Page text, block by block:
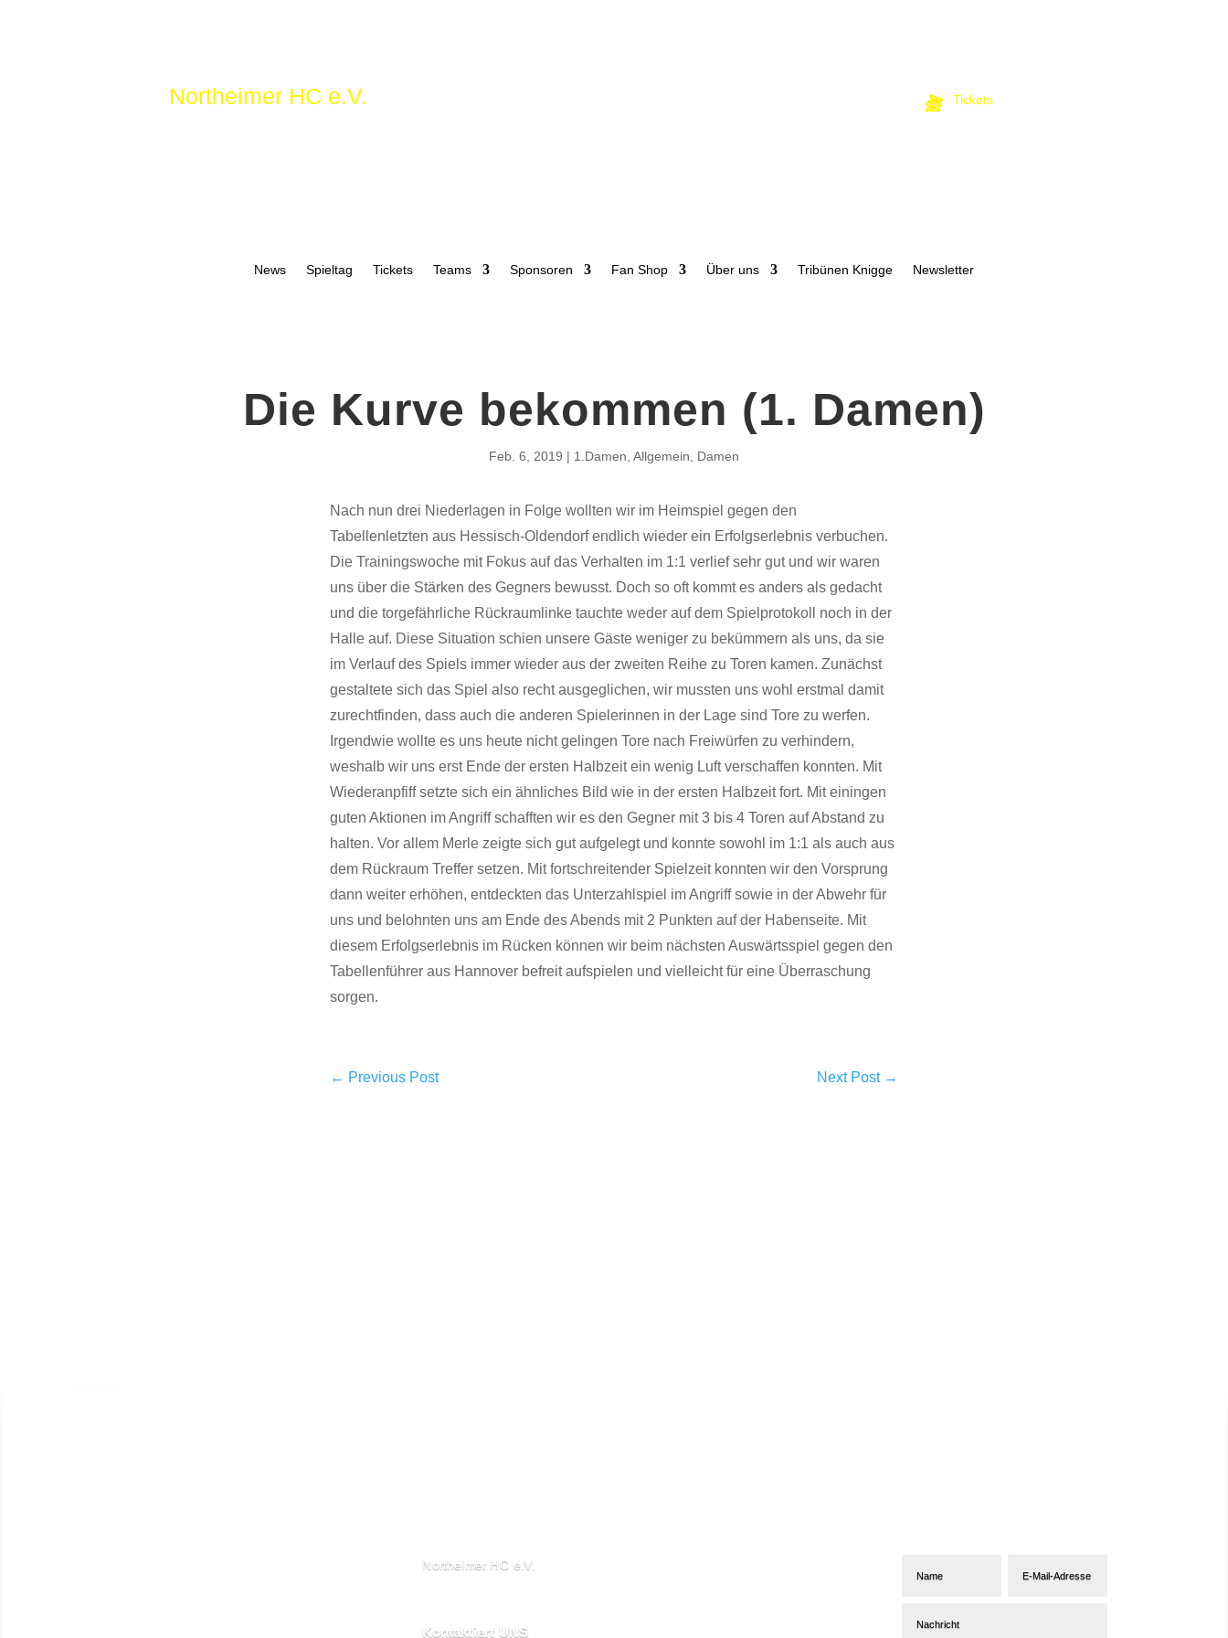
Northeimer HC e.V. Tickets
News Spieltag Tickets Teams Sponsoren Fan Shop Über uns Tribünen Knigge Newsletter
Die Kurve bekommen (1. Damen)
Feb. 6, 2019 1.Damen Allgemein Damen
Nach nun drei Niederlagen in Folge wollten wir im Heimspiel gegen den
Tabellenletzten aus Hessisch-Oldendorf endlich wieder ein Erfolgserlebnis verbuchen.
Die Trainingswoche mit Fokus auf das Verhalten im 1:1 verlief sehr gut und wir waren
uns über die Stärken des Gegners bewusst. Doch so oft kommt es anders als gedacht
und die torgefährliche Rückraumlinke tauchte weder auf dem Spielprotokoll noch in der
Halle auf. Diese Situation schien unsere Gäste weniger zu bekümmern als uns, da sie
im Verlauf des Spiels immer wieder aus der zweiten Reihe zu Toren kamen. Zunächst
gestaltete sich das Spiel also recht ausgeglichen, wir mussten uns wohl erstmal damit
zurechtfinden, dass auch die anderen Spielerinnen in der Lage sind Tore zu werfen.
Irgendwie wollte es uns heute nicht gelingen Tore nach Freiwürfen zu verhindern,
weshalb wir uns erst Ende der ersten Halbzeit ein wenig Luft verschaffen konnten. Mit
Wiederanpfiff setzte sich ein ähnliches Bild wie in der ersten Halbzeit fort. Mit einingen
guten Aktionen im Angriff schafften wir es den Gegner mit 3 bis 4 Toren auf Abstand zu
halten. Vor allem Merle zeigte sich gut aufgelegt und konnte sowohl im 1:1 als auch aus
dem Rückraum Treffer setzen. Mit fortschreitender Spielzeit konnten wir den Vorsprung
dann weiter erhöhen, entdeckten das Unterzahlspiel im Angriff sowie in der Abwehr für
uns und belohnten uns am Ende des Abends mit 2 Punkten auf der Habenseite. Mit
diesem Erfolgserlebnis im Rücken können wir beim nächsten Auswärtsspiel gegen den
Tabellenführer aus Hannover befreit aufspielen und vielleicht für eine Überraschung
sorgen.
← Previous Post Next Post→
Northeimer HC e.V.
Kontaktiert UNS